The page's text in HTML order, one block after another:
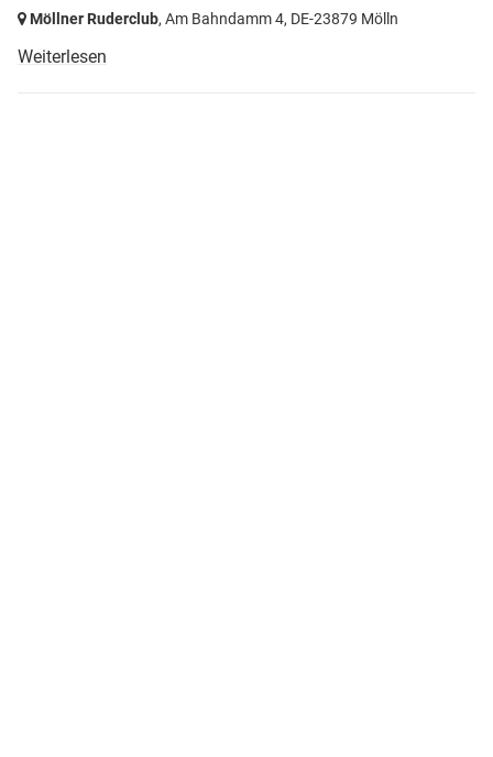
Möllner Ruderclub, Am Bahndamm 4, DE-23879 Mölln
Weiterlesen